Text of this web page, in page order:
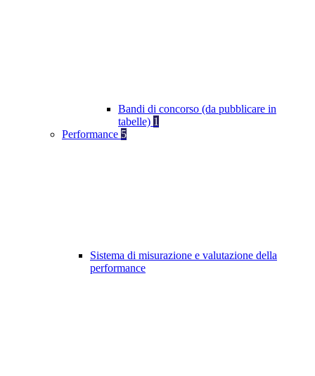
Bandi di concorso (da pubblicare in
tabelle) 1
Performance 5
Sistema di misurazione e valutazione della
performance